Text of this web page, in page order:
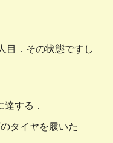
目．その状態ですし
する．
タイヤを履いた